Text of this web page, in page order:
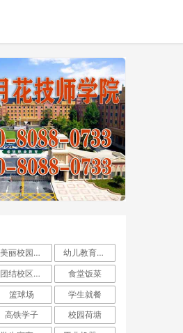
美丽校园风光
幼儿教育实训
团结校区风光
食堂饭菜
篮球场
学生就餐
高铁学子
校园荷塘